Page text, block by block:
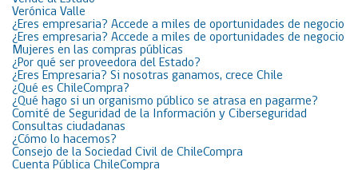
Verónica Valle
¿Eres empresaria? Accede a miles de oportunidades de negocio
¿Eres empresaria? Accede a miles de oportunidades de negocio
Mujeres en las compras públicas
¿Por qué ser proveedora del Estado?
¿Eres Empresaria? Si nosotras ganamos, crece Chile
¿Qué es ChileCompra?
¿Qué hago si un organismo público se atrasa en pagarme?
Comité de Seguridad de la Información y Ciberseguridad
Consultas ciudadanas
¿Cómo lo hacemos?
Consejo de la Sociedad Civil de ChileCompra
Cuenta Pública ChileCompra